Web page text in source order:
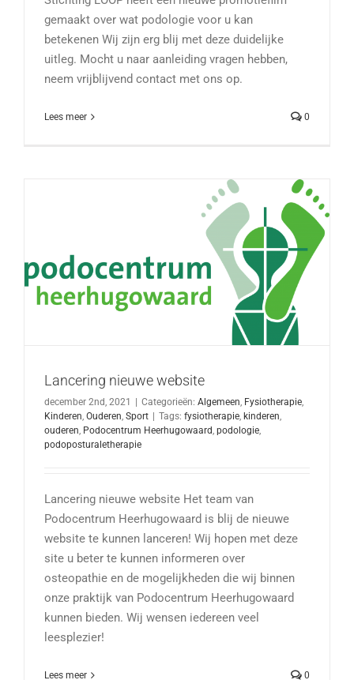
gemaakt over wat podologie voor u kan
betekenen Wij zijn erg blij met deze duidelijke
uitleg. Mocht u naar aanleiding vragen hebben,
neem vrijblijvend contact met ons op.
Lees meer 0
Lancering nieuwe website
december 2nd, 2021 Categorieën: Algemeen, Fysiotherapie,
Kinderen, Ouderen, Sport Tags: fysiotherapie, kinderen,
ouderen, Podocentrum Heerhugowaard, podologie,
podoposturaletherapie
Lancering nieuwe website Het team van
Podocentrum Heerhugowaard is blij de nieuwe
website te kunnen lanceren! Wij hopen met deze
site u beter te kunnen informeren over
osteopathie en de mogelijkheden die wij binnen
onze praktijk van Podocentrum Heerhugowaard
kunnen bieden. Wij wensen iedereen veel
leesplezier!
Lees meer 0